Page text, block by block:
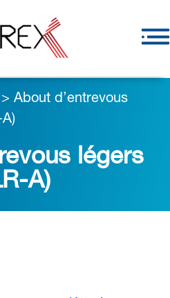
> About d’entrevous
légers
A)